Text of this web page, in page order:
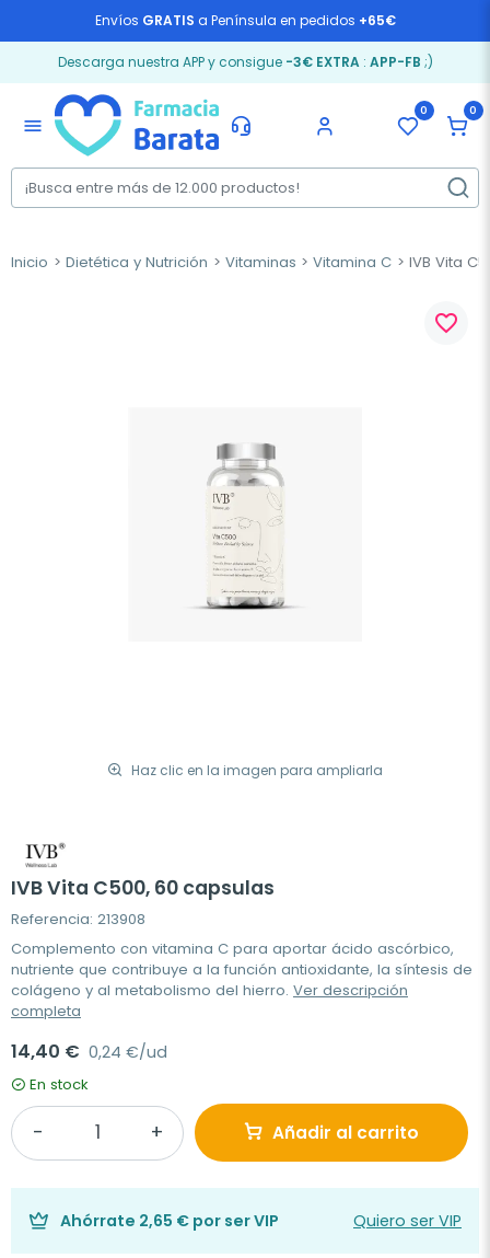
Envíos GRATIS a Península en pedidos +65€
Descarga nuestra APP y consigue -3€ EXTRA: APP-FB ;)
menu
0 0
Inicio Dietética y Nutrición Vitaminas Vitamina C IVB Vita
Haz clic en la imagen para ampliarla
favorite_border
IVB Vita C500, 60 capsulas
Referencia: 213908
Complemento con vitamina C para aportar ácido ascórbico,
nutriente que contribuye a la función antioxidante, la síntesis de
colágeno y al metabolismo del hierro. Ver descripción
completa
14,40 € 0,24 €/ud
En stock
Añadir al carrito
Ahórrate 2,65 € por ser VIP Quiero ser VIP